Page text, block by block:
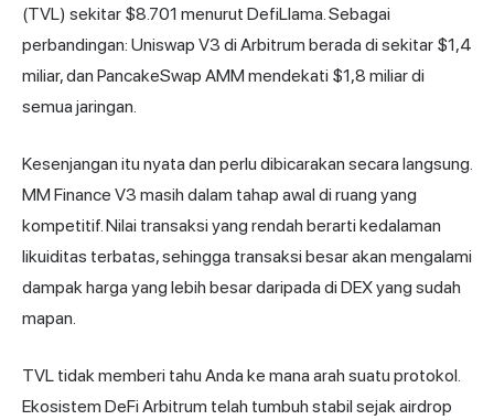
(TVL) sekitar $8.701 menurut DefiLlama. Sebagai
perbandingan: Uniswap V3 di Arbitrum berada di sekitar $1,4
miliar, dan PancakeSwap AMM mendekati $1,8 miliar di
semua jaringan.
Kesenjangan itu nyata dan perlu dibicarakan secara langsung.
MM Finance V3 masih dalam tahap awal di ruang yang
kompetitif. Nilai transaksi yang rendah berarti kedalaman
likuiditas terbatas, sehingga transaksi besar akan mengalami
dampak harga yang lebih besar daripada di DEX yang sudah
mapan.
TVL tidak memberi tahu Anda ke mana arah suatu protokol.
Ekosistem DeFi Arbitrum telah tumbuh stabil sejak airdrop